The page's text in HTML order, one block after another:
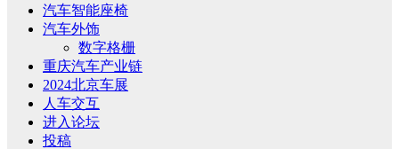
汽车智能座椅
汽车外饰
数字格栅
重庆汽车产业链
2024北京车展
人车交互
进入论坛
投稿